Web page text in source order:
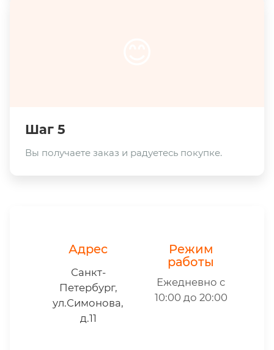
Шаг 5
Вы получаете заказ и радуетесь покупке.
Адрес
Санкт-
Петербург,
ул.Симонова,
д.11
Режим
работы
Ежедневно с
10:00 до 20:00